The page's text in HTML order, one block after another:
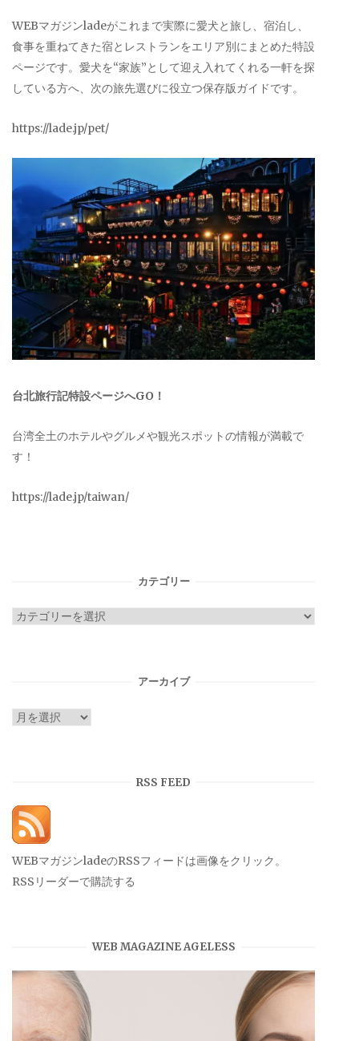
WEBマガジンladeがこれまで実際に愛犬と旅し、宿泊し、
食事を重ねてきた宿とレストランをエリア別にまとめた特設
ページです。愛犬を“家族”として迎え入れてくれる一軒を探
している方へ、次の旅先選びに役立つ保存版ガイドです。
https://lade.jp/pet/
台北旅行記特設ページへGO！
台湾全土のホテルやグルメや観光スポットの情報が満載で
す！
https://lade.jp/taiwan/
カテゴリー
カ
アーカイブ
ア
RSS FEED
WEBマガジンladeのRSSフィードは画像をクリック。
RSSリーダーで購読する
WEB MAGAZINE AGELESS